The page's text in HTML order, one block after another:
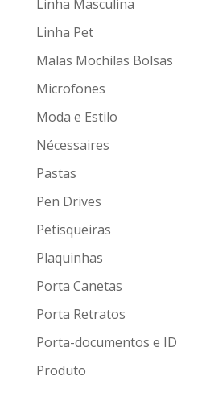
Linha Masculina
Linha Pet
Malas Mochilas Bolsas
Microfones
Moda e Estilo
Nécessaires
Pastas
Pen Drives
Petisqueiras
Plaquinhas
Porta Canetas
Porta Retratos
Porta-documentos e ID
Produto